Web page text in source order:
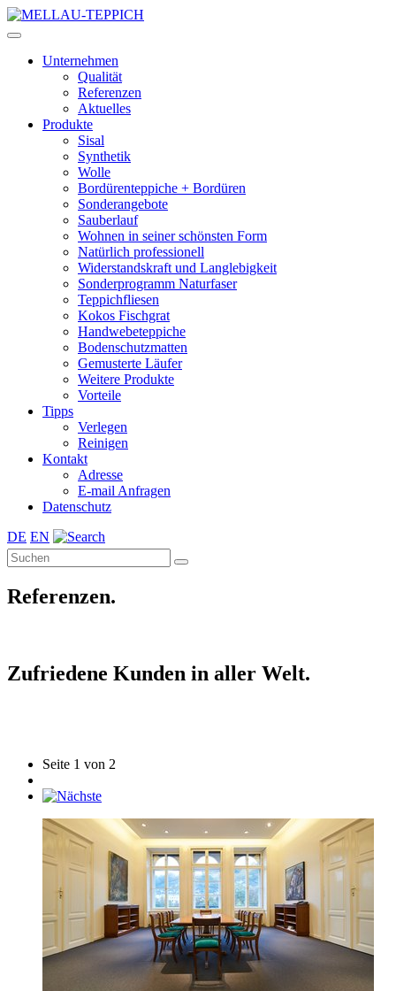
Unternehmen
Qualität
Referenzen
Aktuelles
Produkte
Sisal
Synthetik
Wolle
Bordürenteppiche + Bordüren
Sonderangebote
Sauberlauf
Wohnen in seiner schönsten Form
Natürlich professionell
Widerstandskraft und Langlebigkeit
Sonderprogramm Naturfaser
Teppichfliesen
Kokos Fischgrat
Handwebeteppiche
Bodenschutzmatten
Gemusterte Läufer
Weitere Produkte
Vorteile
Tipps
Verlegen
Reinigen
Kontakt
Adresse
E-mail Anfragen
Datenschutz
DE EN
Referenzen.
Zufriedene Kunden in aller Welt.
Seite 1 von 2